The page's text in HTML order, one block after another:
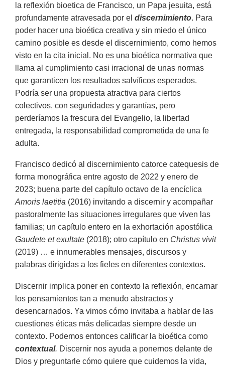
la reflexión bioetica de Francisco, un Papa jesuita, está
profundamente atravesada por el discernimiento. Para
poder hacer una bioética creativa y sin miedo el único
camino posible es desde el discernimiento, como hemos
visto en la cita inicial. No es una bioética normativa que
llama al cumplimiento casi irracional de unas normas
que garanticen los resultados salvíficos esperados.
Podría ser una propuesta atractiva para ciertos
colectivos, con seguridades y garantías, pero
perderíamos la frescura del Evangelio, la libertad
entregada, la responsabilidad comprometida de una fe
adulta.
Francisco dedicó al discernimiento catorce catequesis de
forma monográfica entre agosto de 2022 y enero de
2023; buena parte del capítulo octavo de la encíclica
Amoris laetitia (2016) invitando a discernir y acompañar
pastoralmente las situaciones irregulares que viven las
familias; un capítulo entero en la exhortación apostólica
Gaudete et exultate (2018); otro capítulo en Christus vivit
(2019) … e innumerables mensajes, discursos y
palabras dirigidas a los fieles en diferentes contextos.
Discernir implica poner en contexto la reflexión, encarnar
los pensamientos tan a menudo abstractos y
desencarnados. Ya vimos cómo invitaba a hablar de las
cuestiones éticas más delicadas siempre desde un
contexto. Podemos entonces calificar la bioética como
contextual. Discernir nos ayuda a ponernos delante de
Dios y preguntarle cómo quiere que cuidemos la vida,